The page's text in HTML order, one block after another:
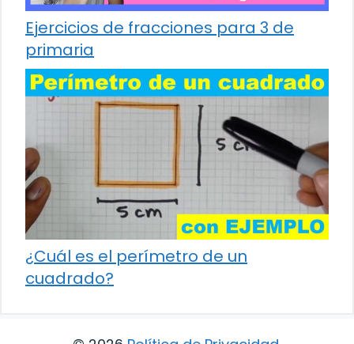
Ejercicios de fracciones para 3 de
primaria
¿Cuál es el perímetro de un
cuadrado?